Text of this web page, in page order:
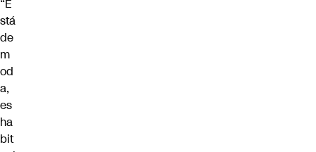
“E
stá
de
m
od
a,
es
ha
bit